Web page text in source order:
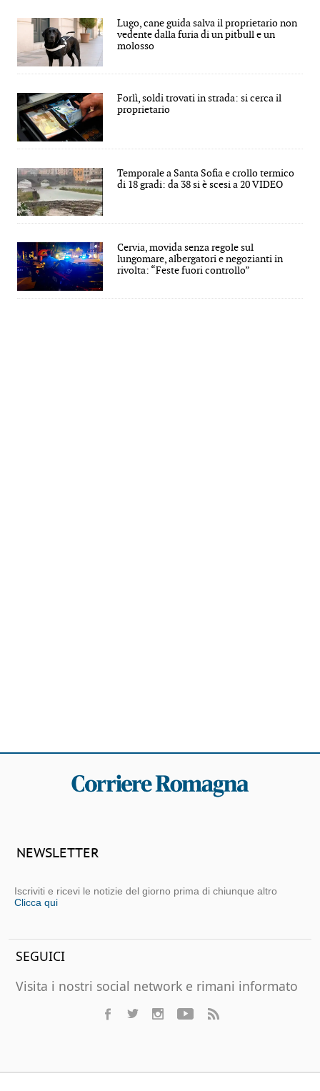
Lugo, cane guida salva il proprietario non
vedente dalla furia di un pitbull e un
molosso
Forlì, soldi trovati in strada: si cerca il
proprietario
Temporale a Santa Sofia e crollo termico
di 18 gradi: da 38 si è scesi a 20 VIDEO
Cervia, movida senza regole sul
lungomare, albergatori e negozianti in
rivolta: “Feste fuori controllo”
NEWSLETTER
Iscriviti e ricevi le notizie del giorno prima di chiunque altro
Clicca qui
SEGUICI
Visita i nostri social network e rimani informato